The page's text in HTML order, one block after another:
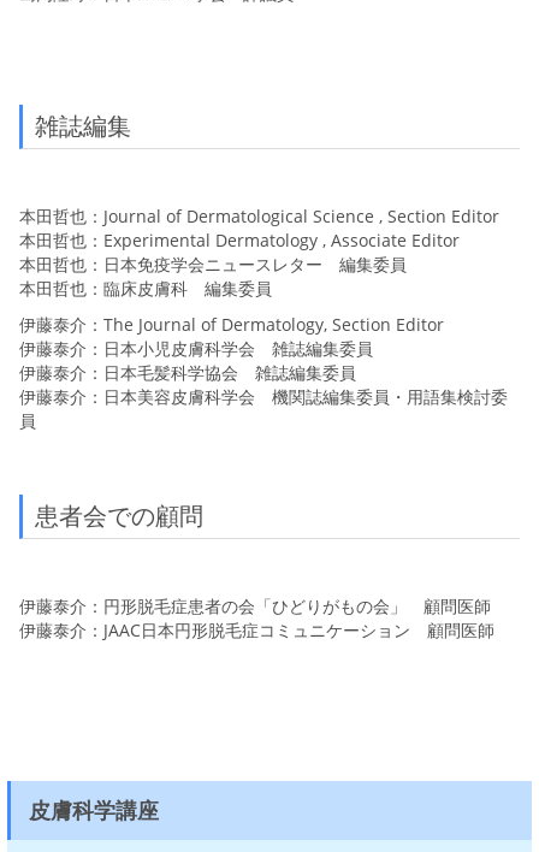
雑誌編集
本田哲也：Journal of Dermatological Science , Section Editor
本田哲也：Experimental Dermatology , Associate Editor
本田哲也：日本免疫学会ニュースレター 編集委員
本田哲也：臨床皮膚科 編集委員
伊藤泰介：The Journal of Dermatology, Section Editor
伊藤泰介：日本小児皮膚科学会 雑誌編集委員
伊藤泰介：日本毛髪科学協会 雑誌編集委員
伊藤泰介：日本美容皮膚科学会 機関誌編集委員・用語集検討委
員
患者会での顧問
伊藤泰介：円形脱毛症患者の会「ひどりがもの会」 顧問医師
伊藤泰介：JAAC日本円形脱毛症コミュニケーション 顧問医師
皮膚科学講座